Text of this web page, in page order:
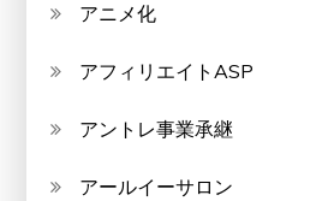
アニメ化
アフィリエイトASP
アントレ事業承継
アールイーサロン